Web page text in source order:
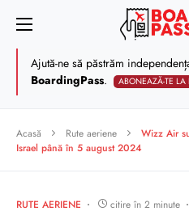
Ajută-ne să păstrăm
BoardingPass. ABONEAZĂ-TE LA
Acasă Rute aeriene
Wizz Air
Israel până în 5 august 2024
RUTE AERIENE citire în 2 minute